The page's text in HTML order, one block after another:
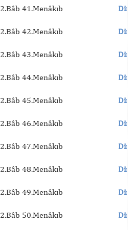
2.Bâb 41.Menâkıb
2.Bâb 42.Menâkıb
2.Bâb 43.Menâkıb
2.Bâb 44.Menâkıb
2.Bâb 45.Menâkıb
2.Bâb 46.Menâkıb
2.Bâb 47.Menâkıb
2.Bâb 48.Menâkıb
2.Bâb 49.Menâkıb
2.Bâb 50.Menâkıb